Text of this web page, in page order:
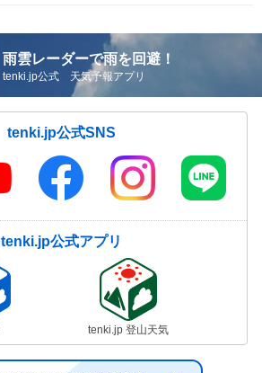
雨雲レーダーで雨を回避！
tenki.jp公式 天気予報アプリ
tenki.jp公式SNS
tenki.jp公式アプリ
tenki.jp 登山天気